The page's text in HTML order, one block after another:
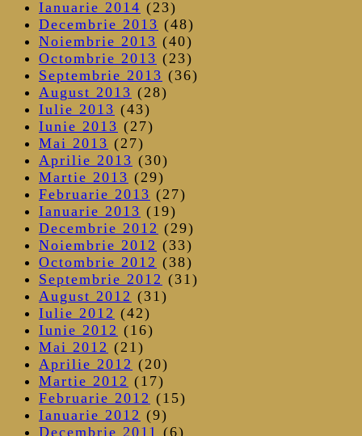
Ianuarie 2014 (23)
Decembrie 2013 (48)
Noiembrie 2013 (40)
Octombrie 2013 (23)
Septembrie 2013 (36)
August 2013 (28)
Iulie 2013 (43)
Iunie 2013 (27)
Mai 2013 (27)
Aprilie 2013 (30)
Martie 2013 (29)
Februarie 2013 (27)
Ianuarie 2013 (19)
Decembrie 2012 (29)
Noiembrie 2012 (33)
Octombrie 2012 (38)
Septembrie 2012 (31)
August 2012 (31)
Iulie 2012 (42)
Iunie 2012 (16)
Mai 2012 (21)
Aprilie 2012 (20)
Martie 2012 (17)
Februarie 2012 (15)
Ianuarie 2012 (9)
Decembrie 2011 (6)